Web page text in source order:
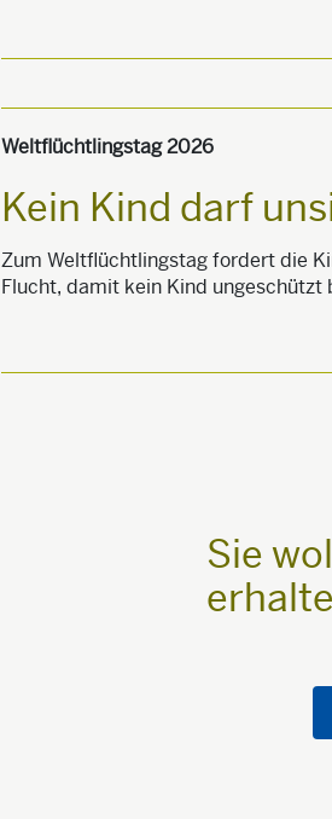
Weltflüchtlingstag 2026
Kein Kind darf
Zum Weltflüchtlingstag fordert die
Flucht, damit kein Kind ungeschützt
Sie